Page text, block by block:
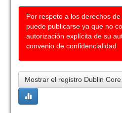
Por respeto a los derechos
puede publicarse ya que no
autorización explícita de su
convenio de confidencialidad
Mostrar el registro Dublin